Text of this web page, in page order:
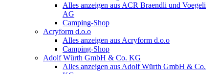
Alles anzeigen aus ACR Braendli und Voegeli
AG
Camping-Shop
Acryform d.o.o
Alles anzeigen aus Acryform d.o.o
Camping-Shop
Adolf Würth GmbH & Co. KG
Alles anzeigen aus Adolf Würth GmbH & Co.